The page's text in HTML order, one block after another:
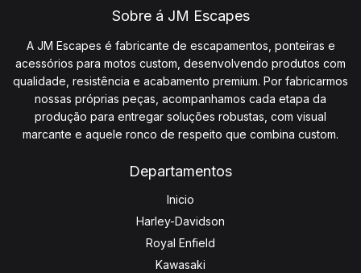
Sobre á JM Escapes
A JM Escapes é fabricante de escapamentos, ponteiras e
acessórios para motos custom, desenvolvendo produtos com
qualidade, resistência e acabamento premium. Por fabricarmos
nossas próprias peças, acompanhamos cada etapa da
produção para entregar soluções robustas, com visual
marcante e aquele ronco de respeito que combina custom.
Departamentos
Inicio
Harley-Davidson
Royal Enfield
Kawasaki